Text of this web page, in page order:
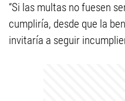
“Si las multas no fuesen
cumpliría, desde que la
invitaría a seguir